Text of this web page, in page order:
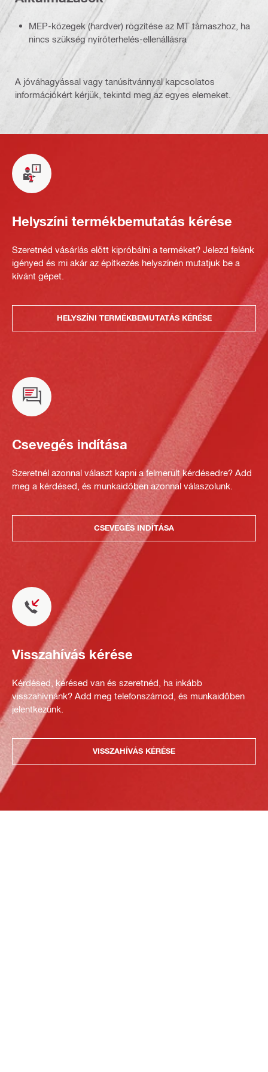
MEP-közegek (hardver) rögzítése az MT támaszhoz, ha
nincs szükség nyíróterhelés-ellenállásra
A jóváhagyással vagy tanúsítvánnyal kapcsolatos
információkért kérjük, tekintd meg az egyes elemeket.
Helyszíni termékbemutatás kérése
Szeretnéd vásárlás előtt kipróbálni a terméket? Jelezd felénk
igényed és mi akár az építkezés helyszínén mutatjuk be a
kívánt gépet.
HELYSZÍNI TERMÉKBEMUTATÁS KÉRÉSE
Csevegés indítása
Szeretnél azonnal választ kapni a felmerült kérdésedre? Add
meg a kérdésed, és munkaidőben azonnal válaszolunk.
CSEVEGÉS INDÍTÁSA
Visszahívás kérése
Kérdésed, kérésed van és szeretnéd, ha inkább
visszahívnánk? Add meg telefonszámod, és munkaidőben
jelentkezünk.
VISSZAHÍVÁS KÉRÉSE